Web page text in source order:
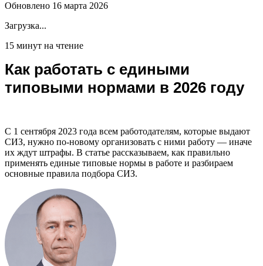
Обновлено 16 марта 2026
Загрузка...
15 минут на чтение
Как работать с едиными
типовыми нормами в 2026 году
С 1 сентября 2023 года всем работодателям, которые выдают
СИЗ, нужно по-новому организовать с ними работу — иначе
их ждут штрафы. В статье рассказываем, как правильно
применять единые типовые нормы в работе и разбираем
основные правила подбора СИЗ.